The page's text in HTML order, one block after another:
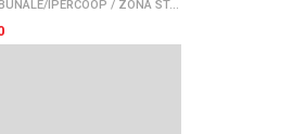
IPERCOOP / ZONA STADIO